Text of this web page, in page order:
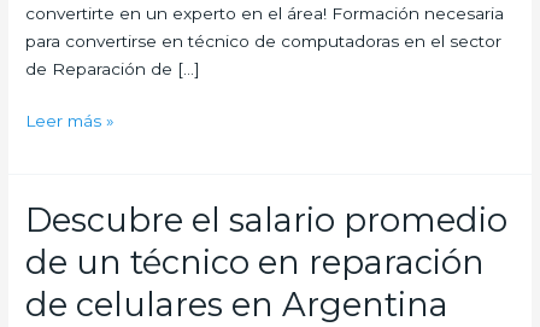
convertirte en un experto en el área! Formación necesaria
para convertirse en técnico de computadoras en el sector
de Reparación de […]
Guía
necesarios
para
ser
técnico
de
Leer más »
Descubre el salario promedio
de un técnico en reparación
de celulares en Argentina